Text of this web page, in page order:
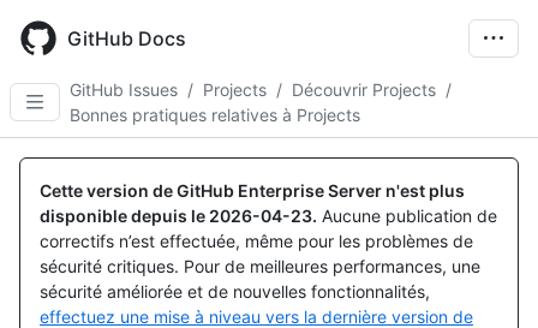
main
content
GitHub Docs
GitHub Issues / Projects / Découvrir Projects /
Bonnes pratiques relatives à Projects
Cette version de GitHub Enterprise Server n'est plus
disponible depuis le 2026-04-23. Aucune publication de
correctifs n’est effectuée, même pour les problèmes de
sécurité critiques. Pour de meilleures performances, une
sécurité améliorée et de nouvelles fonctionnalités,
effectuez une mise à niveau vers la dernière version de